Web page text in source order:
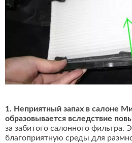
1. Неприятный запах в салоне
образовывается вследствие
за забитого салонного фильтра.
благоприятную среды для